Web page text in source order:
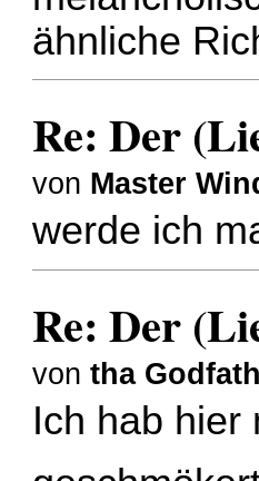
ähnliche
Re: Der
von Master
werde ich
Re: Der
vontha
Ich hab hier